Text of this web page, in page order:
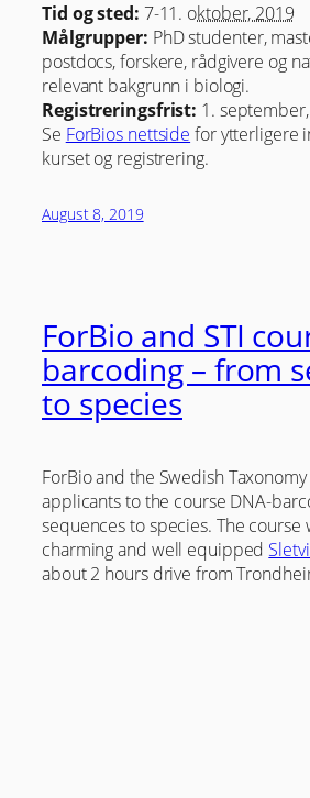
Tid og sted: 7-11. oktober, 2019
Målgrupper: PhD studenter,
postdocs, forskere, rådgivere og
relevant bakgrunn i biologi.
Registreringsfrist: 1.
Se ForBios nettside for ytterligere
kurset og registrering.
August 8, 2019
ForBio and STI
barcoding – from
to species
ForBio and the Swedish
applicants to the course DNA-
sequences to species. The
charming and well equipped
about 2 hours drive from